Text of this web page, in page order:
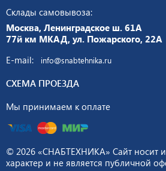
Склады самовывоза:
Москва, Ленинградское ш. 61А
77й км МКАД, ул. Пожарского, 22А
E-mail:
info@snabtehnika.ru
СХЕМА ПРОЕЗДА
Мы принимаем к оплате
© 2026 «СНАБТЕХНИКА» Сайт носит
характер и не является публичной